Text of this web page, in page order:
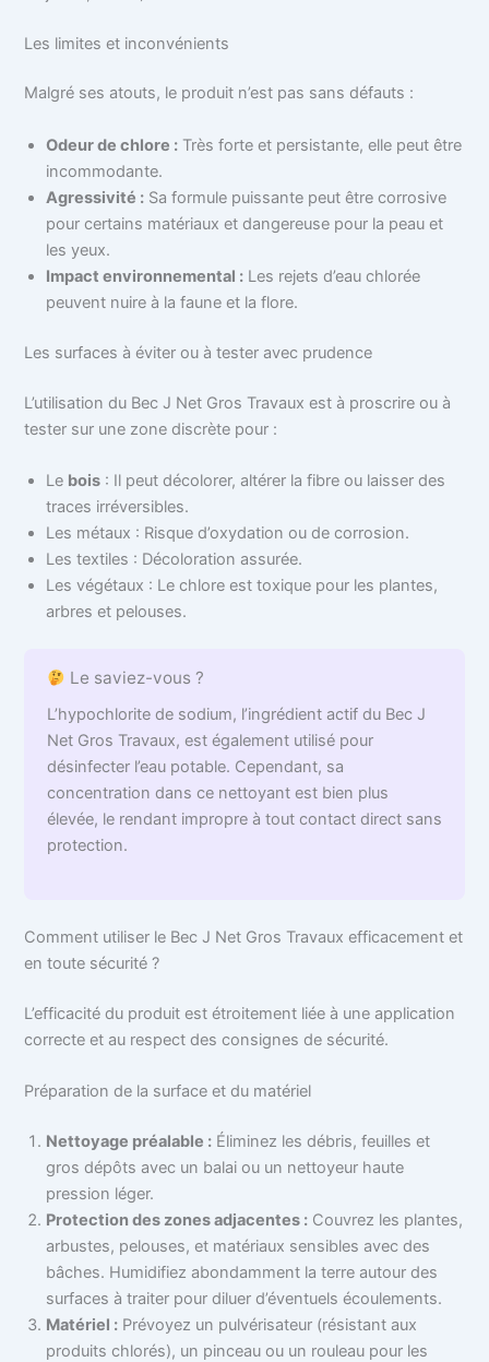
Les limites et inconvénients
Malgré ses atouts, le produit n’est pas sans défauts :
Odeur de chlore : Très forte et persistante, elle peut être
incommodante.
Agressivité : Sa formule puissante peut être corrosive
pour certains matériaux et dangereuse pour la peau et
les yeux.
Impact environnemental : Les rejets d’eau chlorée
peuvent nuire à la faune et la flore.
Les surfaces à éviter ou à tester avec prudence
L’utilisation du Bec J Net Gros Travaux est à proscrire ou à
tester sur une zone discrète pour :
Le bois : Il peut décolorer, altérer la fibre ou laisser des
traces irréversibles.
Les métaux : Risque d’oxydation ou de corrosion.
Les textiles : Décoloration assurée.
Les végétaux : Le chlore est toxique pour les plantes,
arbres et pelouses.
Le saviez-vous ?
L’hypochlorite de sodium, l’ingrédient actif du Bec J
Net Gros Travaux, est également utilisé pour
désinfecter l’eau potable. Cependant, sa
concentration dans ce nettoyant est bien plus
élevée, le rendant impropre à tout contact direct sans
protection.
Comment utiliser le Bec J Net Gros Travaux efficacement et
en toute sécurité ?
L’efficacité du produit est étroitement liée à une application
correcte et au respect des consignes de sécurité.
Préparation de la surface et du matériel
Nettoyage préalable : Éliminez les débris, feuilles et
gros dépôts avec un balai ou un nettoyeur haute
pression léger.
Protection des zones adjacentes : Couvrez les plantes,
arbustes, pelouses, et matériaux sensibles avec des
bâches. Humidifiez abondamment la terre autour des
surfaces à traiter pour diluer d’éventuels écoulements.
Matériel : Prévoyez un pulvérisateur (résistant aux
produits chlorés), un pinceau ou un rouleau pour les